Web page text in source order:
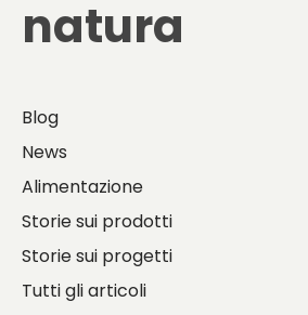
natura
Blog
News
Alimentazione
Storie sui prodotti
Storie sui progetti
Tutti gli articoli